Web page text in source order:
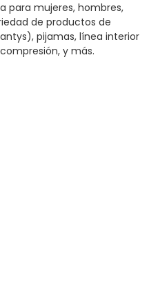
para mujeres, hombres,
de productos de
pijamas, línea interior
y más.